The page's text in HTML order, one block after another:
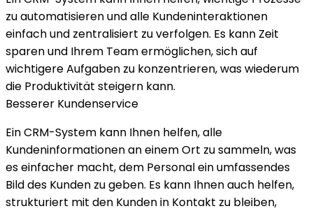
zu automatisieren und alle Kundeninteraktionen
einfach und zentralisiert zu verfolgen. Es kann Zeit
sparen und Ihrem Team ermöglichen, sich auf
wichtigere Aufgaben zu konzentrieren, was wiederum
die Produktivität steigern kann.
Besserer Kundenservice
Ein CRM-System kann Ihnen helfen, alle
Kundeninformationen an einem Ort zu sammeln, was
es einfacher macht, dem Personal ein umfassendes
Bild des Kunden zu geben. Es kann Ihnen auch helfen,
strukturiert mit den Kunden in Kontakt zu bleiben,